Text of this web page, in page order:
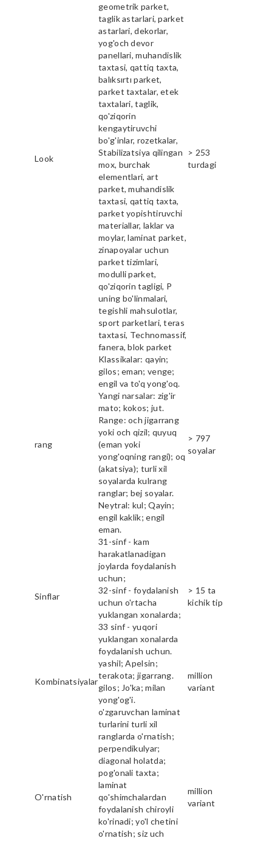
Look
geometrik parket,
taglik astarlari, parket
astarlari, dekorlar,
yog'och devor
panellari, muhandislik
taxtasi, qattiq taxta,
balıksırtı parket,
parket taxtalar, etek
taxtalari, taglik,
qo'ziqorin
kengaytiruvchi
bo'g'inlar, rozetkalar,
Stabilizatsiya qilingan
mox, burchak
elementlari, art
parket, muhandislik
taxtasi, qattiq taxta,
parket yopishtiruvchi
materiallar, laklar va
moylar, laminat parket,
zinapoyalar uchun
parket tizimlari,
modulli parket,
qo'ziqorin tagligi, P
uning bo'linmalari,
tegishli mahsulotlar,
sport parketlari, teras
taxtasi, Technomassif,
fanera, blok parket
> 253
turdagi
rang
Klassikalar: qayin;
gilos; eman; venge;
engil va to'q yong'oq.
Yangi narsalar: zig'ir
mato; kokos; jut.
Range: och jigarrang
yoki och qizil; quyuq
(eman yoki
yong'oqning rangi); oq
(akatsiya); turli xil
soyalarda kulrang
ranglar; bej soyalar.
Neytral: kul; Qayin;
engil kaklik; engil
eman.
> 797
soyalar
Sinflar
31-sinf - kam
harakatlanadigan
joylarda foydalanish
uchun;
32-sinf - foydalanish
uchun o'rtacha
yuklangan xonalarda;
33 sinf - yuqori
yuklangan xonalarda
foydalanish uchun.
> 15 ta
kichik tip
Kombinatsiyalar
yashil; Apelsin;
terakota; jigarrang.
gilos; Jo'ka; milan
yong'og'i.
million
variant
O'rnatish
o'zgaruvchan laminat
turlarini turli xil
ranglarda o'rnatish;
perpendikulyar;
diagonal holatda;
pog'onali taxta;
laminat
qo'shimchalardan
foydalanish chiroyli
ko'rinadi; yo'l chetini
o'rnatish; siz uch
million
variant